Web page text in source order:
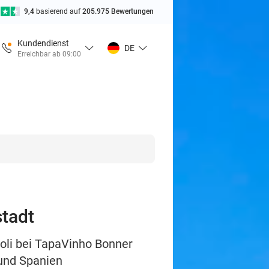
9,4 basierend auf205.975 Bewertungen
Kundendienst
Erreichbar ab 09:00
DE
bei TapaVinho Bonner
Spanien